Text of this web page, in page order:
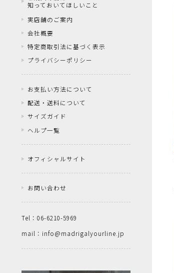
知っておいてほしいこと
実店舗のご案内
会社概要
特定商取引法に基づく表示
プライバシーポリシー
お支払い方法について
配送・送料について
サイズガイド
ヘルプ一覧
オフィシャルサイト
お問い合わせ
Tel：06-6210-5969
mail：info@madrigalyourline.jp